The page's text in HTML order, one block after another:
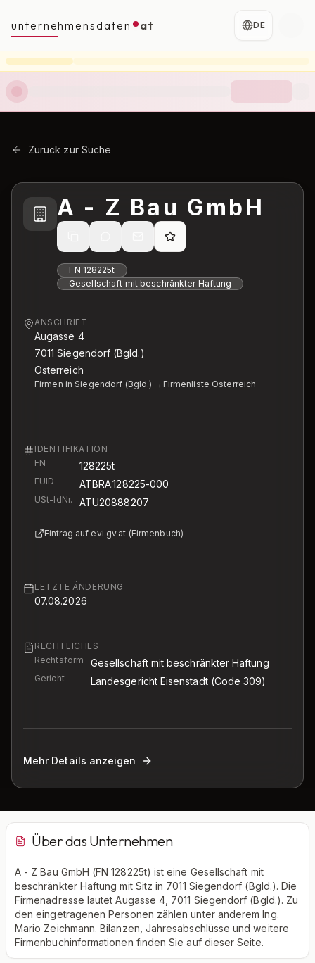
unternehmensdaten at DE
Zurück zur Suche
A - Z Bau GmbH
FN 128225t
Gesellschaft mit beschränkter Haftung
ANSCHRIFT
Augasse 4
7011Siegendorf (Bgld.)
Österreich
Firmen in Siegendorf (Bgld.) → Firmenliste Österreich
IDENTIFIKATION
FN
128225t
EUID ATBRA.128225-000
USt-IdNr. ATU20888207
Eintrag auf evi.gv.at (Firmenbuch)
LETZTE ÄNDERUNG
07.08.2026
RECHTLICHES
Rechtsform
Gesellschaft mit beschränkter Haftung
Gericht Landesgericht Eisenstadt(Code 309)
Mehr Details anzeigen
Über das Unternehmen
A - Z Bau GmbH (FN 128225t) ist eine Gesellschaft mit
beschränkter Haftung mit Sitz in 7011 Siegendorf (Bgld.). Die
Firmenadresse lautet Augasse 4, 7011 Siegendorf (Bgld.). Zu
den eingetragenen Personen zählen unter anderem Ing.
Mario Zeichmann. Bilanzen, Jahresabschlüsse und weitere
Firmenbuchinformationen finden Sie auf dieser Seite.